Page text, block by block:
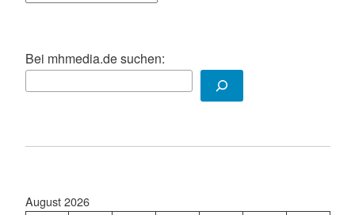
Bei mhmedia.de suchen:
August 2026